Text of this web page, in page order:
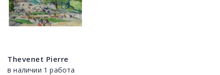
Thevenet Pierre
в наличии 1 работа